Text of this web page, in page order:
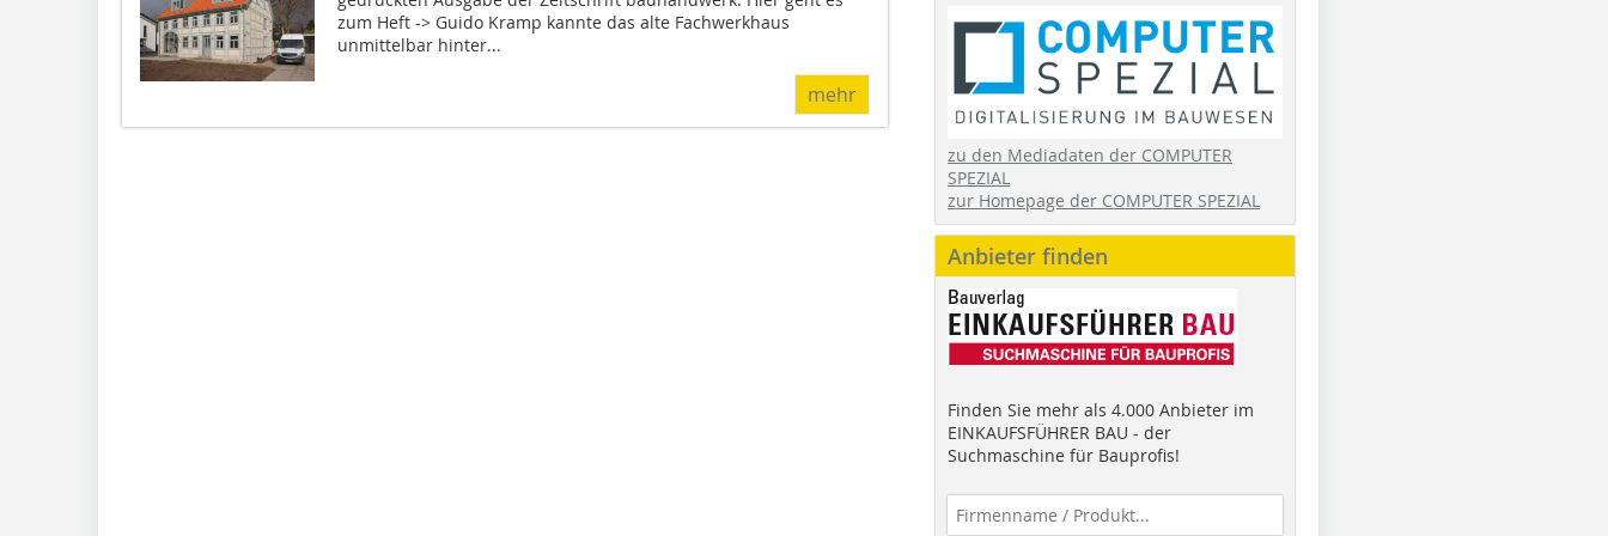
zum Heft -> Guido Kramp kannte das alte Fachwerkhaus
unmittelbar hinter...
mehr
zu den Mediadaten der COMPUTER
SPEZIAL
zur Homepage der COMPUTER SPEZIAL
Anbieter finden
Finden Sie mehr als 4.000 Anbieter im
EINKAUFSFÜHRER BAU - der
Suchmaschine für Bauprofis!